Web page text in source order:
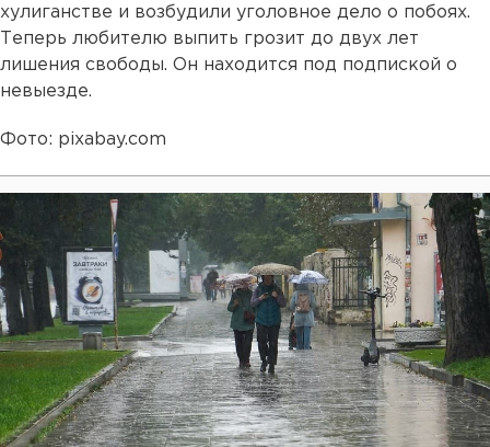
хулиганстве и возбудили уголовное дело о побоях.
Теперь любителю выпить грозит до двух лет
лишения свободы. Он находится под подпиской о
невыезде.
Фото: pixabay.com